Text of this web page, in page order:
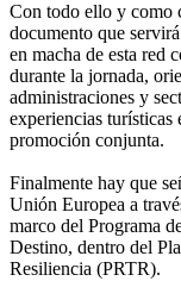
Con todo ello y como
documento que
en macha de esta red
durante la jornada,
administraciones y
experiencias turísticas
promoción conjunta.
Finalmente hay que
Unión Europea a
marco del Programa
Destino, dentro del
Resiliencia (PRTR).